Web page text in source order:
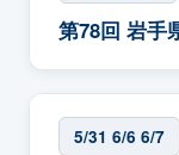
第78回 岩手
5/31 6/6 6/7